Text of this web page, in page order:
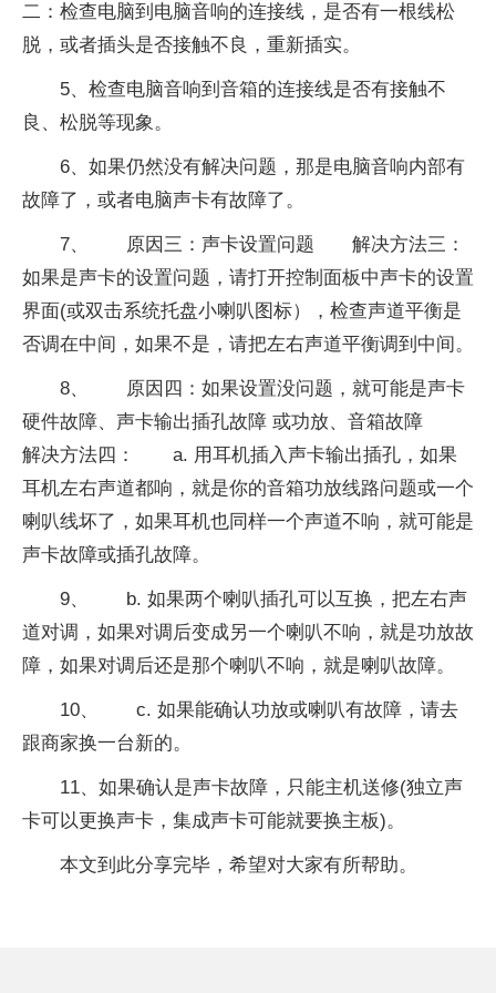
二：检查电脑到电脑音响的连接线，是否有一根线松
脱，或者插头是否接触不良，重新插实。
5、检查电脑音响到音箱的连接线是否有接触不
良、松脱等现象。
6、如果仍然没有解决问题，那是电脑音响内部有
故障了，或者电脑声卡有故障了。
7、 原因三：声卡设置问题 解决方法三：
如果是声卡的设置问题，请打开控制面板中声卡的设置
界面(或双击系统托盘小喇叭图标），检查声道平衡是
否调在中间，如果不是，请把左右声道平衡调到中间。
8、 原因四：如果设置没问题，就可能是声卡
硬件故障、声卡输出插孔故障 或功放、音箱故障
解决方法四： a. 用耳机插入声卡输出插孔，如果
耳机左右声道都响，就是你的音箱功放线路问题或一个
喇叭线坏了，如果耳机也同样一个声道不响，就可能是
声卡故障或插孔故障。
9、 b. 如果两个喇叭插孔可以互换，把左右声
道对调，如果对调后变成另一个喇叭不响，就是功放故
障，如果对调后还是那个喇叭不响，就是喇叭故障。
10、 c. 如果能确认功放或喇叭有故障，请去
跟商家换一台新的。
11、如果确认是声卡故障，只能主机送修(独立声
卡可以更换声卡，集成声卡可能就要换主板)。
本文到此分享完毕，希望对大家有所帮助。